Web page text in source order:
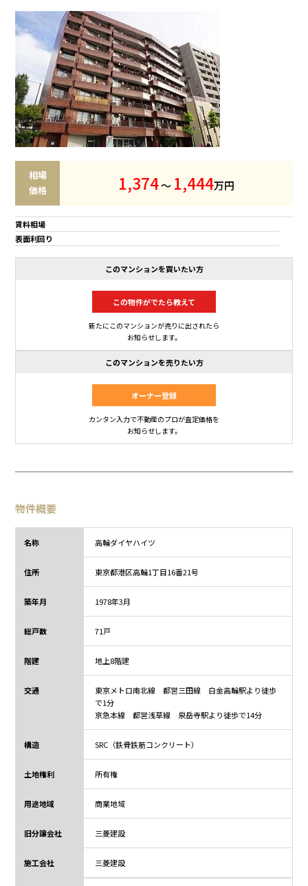
相場
価格
1,374～ 1,444万円
賃料相場
表面利回り
このマンションを買いたい方
この物件がでたら教えて
新たにこのマンションが売りに出されたら
お知らせします。
このマンションを売りたい方
オーナー登録
カンタン入力で不動産のプロが査定価格を
お知らせします。
物件概要
名称 高輪ダイヤハイツ
住所 東京都港区高輪1丁目16番21号
築年月 1978年3月
総戸数 71戸
階建 地上8階建
交通
東京メトロ南北線 都営三田線 白金高輪駅より徒歩
で1分
京急本線 都営浅草線 泉岳寺駅より徒歩で14分
構造 SRC（鉄骨鉄筋コンクリート）
土地権利 所有権
用途地域 商業地域
旧分譲会社 三菱建設
施工会社 三菱建設